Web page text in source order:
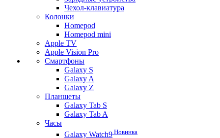
Чехол-клавиатура
Колонки
Homepod
Homepod mini
Apple TV
Apple Vision Pro
Смартфоны
Galaxy S
Galaxy A
Galaxy Z
Планшеты
Galaxy Tab S
Galaxy Tab A
Часы
Galaxy Watch9 Новинка